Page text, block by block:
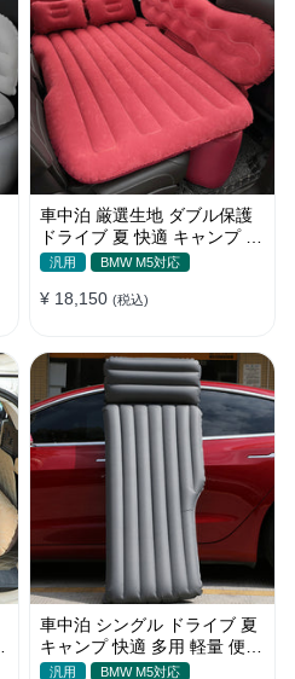
車中泊 厳選生地 ダブル保護
ドライブ 夏 快適 キャンプ 旅
行 収納便利 全車種 多色 エア
汎用 BMW M5対応
¥ 18,150 (税込)
車中泊 シングル ドライブ 夏
キャンプ 快適 多用 軽量 便利
省スペース 旅行 エアーベッ
汎用 BMW M5対応